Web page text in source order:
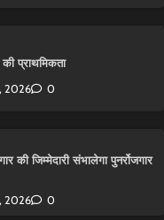
प्राथमिकता
2026 0
की जिम्मेदारी संभालेगा पुनर्रोजगार
2026 0